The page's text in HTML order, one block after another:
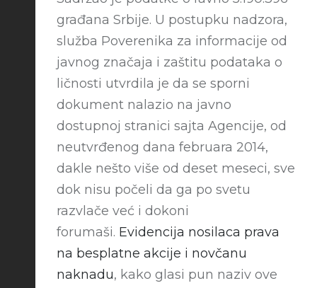
građana Srbije. U postupku nadzora,
služba Poverenika za informacije od
javnog značaja i zaštitu podataka o
ličnosti utvrdila je da se sporni
dokument nalazio na javno
dostupnoj stranici sajta Agencije, od
neutvrđenog dana februara 2014,
dakle nešto više od deset meseci, sve
dok nisu počeli da ga po svetu
razvlače već i dokoni
forumaši. Evidencija nosilaca prava
na besplatne akcije i novčanu
naknadu, kako glasi pun naziv ove